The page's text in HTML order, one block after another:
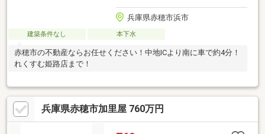
兵庫県赤穂市浜市
建築条件なし 本下水
赤穂市の不動産ならお任せください！中地ICより南に車で約4分！
れくすむ姫路店まで！
兵庫県赤穂市加里屋 760万円